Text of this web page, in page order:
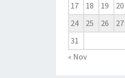
17
18 19 20
24
25 26 27
31
« Nov